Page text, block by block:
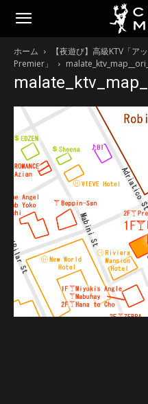
ホーム
【夜遊び】高級KTV「ア
Premier」